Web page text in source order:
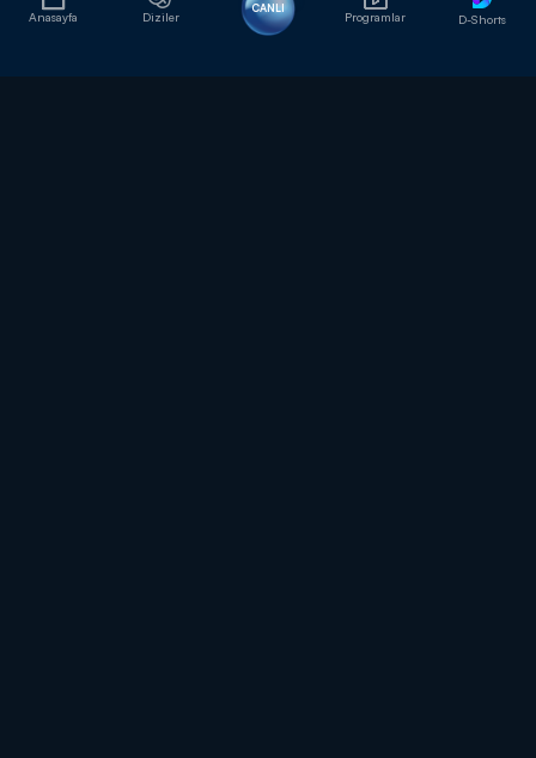
Anasayfa Diziler
CANLI
Programlar D-Shorts